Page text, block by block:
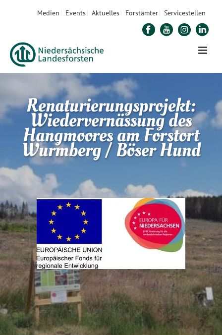
Medien Events Aktuelles Forstämter Servicestellen
Renaturierungsprojekt:
Wiedervernässung des
Hangmoores am Forstort
Wurmberg / Böser Hund